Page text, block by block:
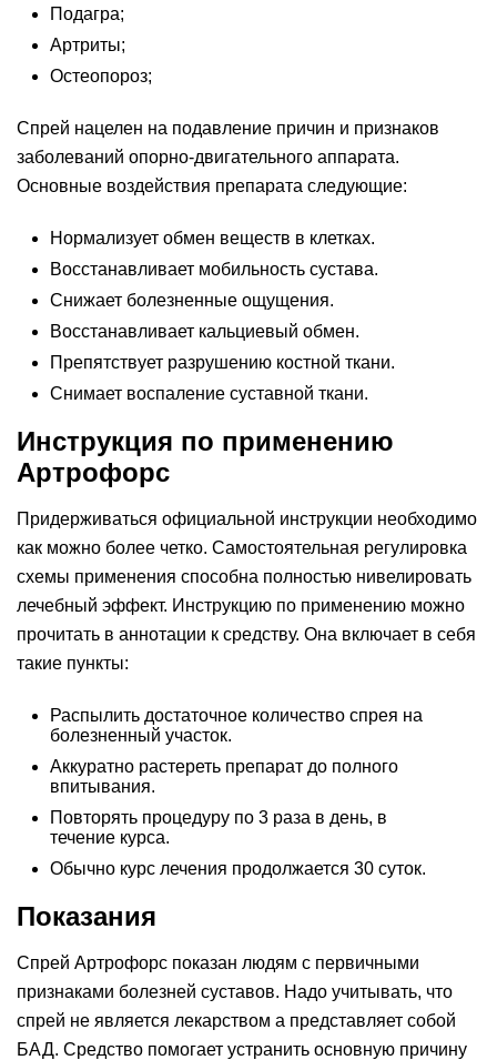
Подагра;
Артриты;
Остеопороз;
Спрей нацелен на подавление причин и признаков
заболеваний опорно-двигательного аппарата.
Основные воздействия препарата следующие:
Нормализует обмен веществ в клетках.
Восстанавливает мобильность сустава.
Снижает болезненные ощущения.
Восстанавливает кальциевый обмен.
Препятствует разрушению костной ткани.
Снимает воспаление суставной ткани.
Инструкция по применению
Артрофорс
Придерживаться официальной инструкции необходимо
как можно более четко. Самостоятельная регулировка
схемы применения способна полностью нивелировать
лечебный эффект. Инструкцию по применению можно
прочитать в аннотации к средству. Она включает в себя
такие пункты:
Распылить достаточное количество спрея на
болезненный участок.
Аккуратно растереть препарат до полного
впитывания.
Повторять процедуру по 3 раза в день, в
течение курса.
Обычно курс лечения продолжается 30 суток.
Показания
Спрей Артрофорс показан людям с первичными
признаками болезней суставов. Надо учитывать, что
спрей не является лекарством а представляет собой
БАД. Средство помогает устранить основную причину